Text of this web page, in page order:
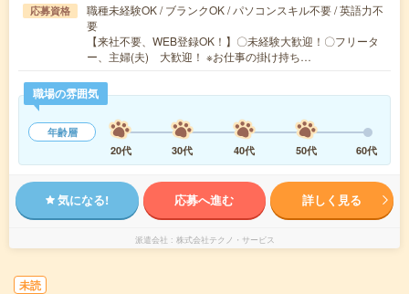
応募資格
職種未経験OK / ブランクOK / パソコンスキル不要 / 英語力不
要
【来社不要、WEB登録OK！】〇未経験大歓迎！〇フリータ
ー、主婦(夫) 大歓迎！ ※お仕事の掛け持ち…
職場の雰囲気
年齢層
20代
30代 40代 50代 60代
気になる! 応募へ進む 詳しく見る
派遣会社 株式会社テクノ・サービス
未読